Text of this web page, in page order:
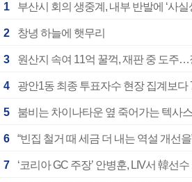
1 부산시 회의 생중계, 내부 반발에 ‘사실
2 창녕 하늘에 햇무리
3 원산지 속여 11억 꿀꺽, 재판 중 도주…
4 광안1동 최종 투표자수 현장 집계보다
5 붐비는 차이나타운 옆 죽어가는 텍사
6 “빈집 철거 때 세금 더 내는 역설 개선을
7 ‘코리아 GC 주장’ 안병훈, LIV서 韓선